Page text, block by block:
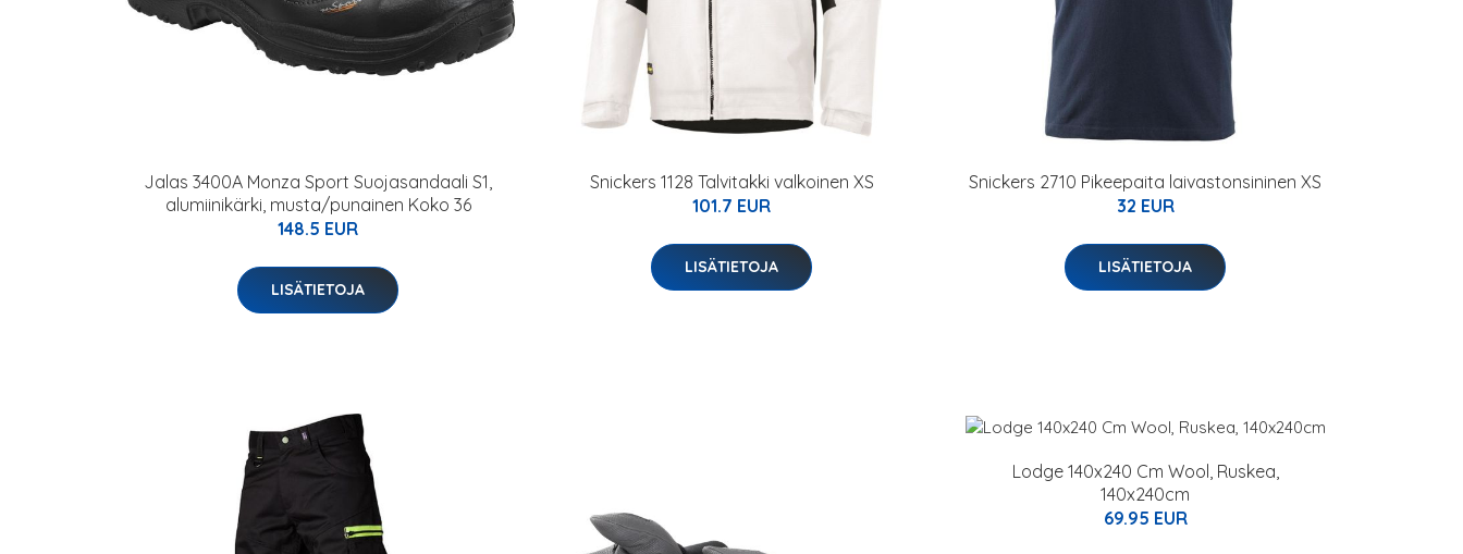
Jalas 3400A Monza Sport Suojasandaali S1,
alumiinikärki, musta/punainen Koko 36
148.5 EUR
LISÄTIETOJA
Snickers 1128 Talvitakki valkoinen XS
101.7 EUR
LISÄTIETOJA
Snickers 2710 Pikeepaita laivastonsininen XS
32 EUR
LISÄTIETOJA
Lodge 140x240 Cm Wool, Ruskea,
140x240cm
69.95 EUR